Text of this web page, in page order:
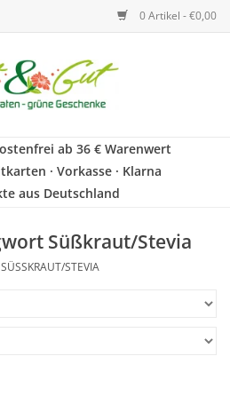
0 Artikel - €0,00
ab 36 € Warenwert
· Vorkasse · Klarna
aus Deutschland
Süßkraut/Stevia
SÜSSKRAUT/STEVIA